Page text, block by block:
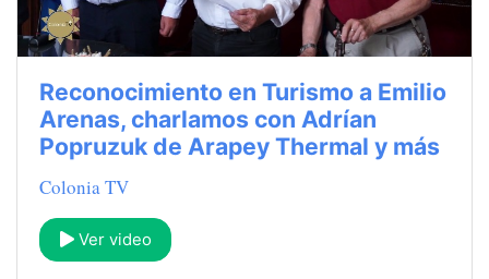
Reconocimiento en Turismo a Emilio
Arenas, charlamos con Adrían
Popruzuk de Arapey Thermal y más
Colonia TV
Ver video